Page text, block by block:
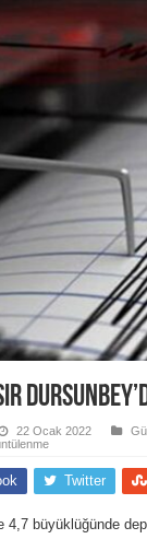
22 Ocak 2022
Twitter
4,7 büyüklüğünde